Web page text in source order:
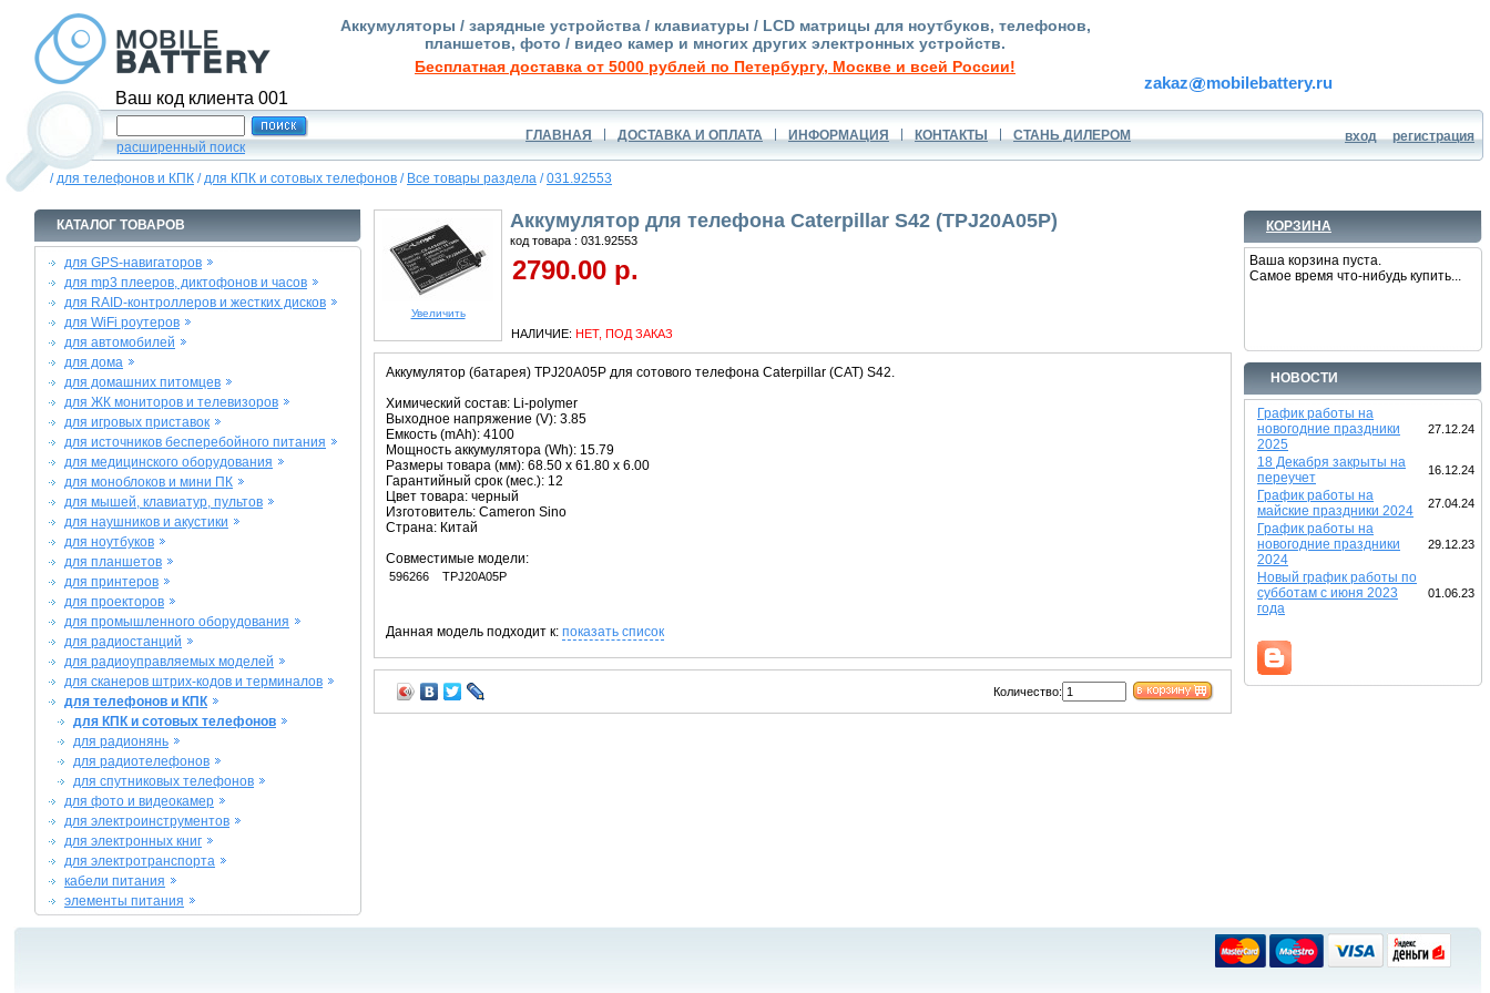
Ваш код клиента 001
Аккумуляторы / зарядные устройства / клавиатуры / LCD матрицы для ноутбуков, телефонов,
планшетов, фото / видео камер и многих других электронных устройств.
Бесплатная доставка от 5000 рублей по Петербургу, Москве и всей России!
zakaz mobilebattery.ru
расширенный поиск
ГЛАВНАЯ ДОСТАВКА И ОПЛАТА ИНФОРМАЦИЯ КОНТАКТЫ СТАНЬ ДИЛЕРОМ вход регистрация
/для телефонов и КПК /для КПК и сотовых телефонов / Все товары раздела /031.92553
КОРЗИНА
Ваша корзина пуста.
Самое время что-нибудь купить...
НОВОСТИ
График работы на
новогодние праздники
2025
27.12.24
18 Декабря закрыты на
переучет
16.12.24
График работы на
майские праздники 2024
27.04.24
График работы на
новогодние праздники
2024
29.12.23
Новый график работы по
субботам с июня 2023
года
01.06.23
КАТАЛОГ ТОВАРОВ
для GPS-навигаторов
для mp3 плееров, диктофонов и часов
для RAID-контроллеров и жестких дисков
для WiFi роутеров
для автомобилей
для дома
для домашних питомцев
для ЖК мониторов и телевизоров
для игровых приставок
для источников бесперебойного питания
для медицинского оборудования
для моноблоков и мини ПК
для мышей, клавиатур, пультов
для наушников и акустики
для ноутбуков
для планшетов
для принтеров
для проекторов
для промышленного оборудования
для радиостанций
для радиоуправляемых моделей
для сканеров штрих-кодов и терминалов
для телефонов и КПК
для КПК и сотовых телефонов
для радионянь
для радиотелефонов
для спутниковых телефонов
для фото и видеокамер
для электроинструментов
для электронных книг
для электротранспорта
кабели питания
элементы питания
Увеличить
Аккумулятор для телефона Caterpillar S42 (TPJ20A05P)
код товара : 031.92553
2790.00 р.
НАЛИЧИЕ: НЕТ, ПОД ЗАКАЗ
Аккумулятор (батарея) TPJ20A05P для сотового телефона Caterpillar (CAT) S42.
Химический состав: Li-polymer
Выходное напряжение (V): 3.85
Емкость (mAh): 4100
Мощность аккумулятора (Wh): 15.79
Размеры товара (мм): 68.50 x 61.80 x 6.00
Гарантийный срок (мес.): 12
Цвет товара: черный
Изготовитель: Cameron Sino
Страна: Китай
Совместимые модели:
596266 TPJ20A05P
Данная модель подходит к: показать список
Количество: